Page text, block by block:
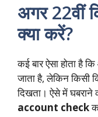
अगर 22वीं
क्या करें?
कई बार ऐसा होता है
जाता है, लेकिन
दिखता। ऐसे में
account check